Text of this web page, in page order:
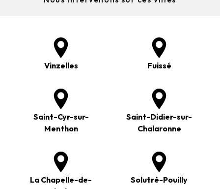
Vinzelles Fuissé
Saint-Cyr-sur-
Menthon
Saint-Didier-sur-
Chalaronne
La Chapelle-de-
Solutré-Pouilly